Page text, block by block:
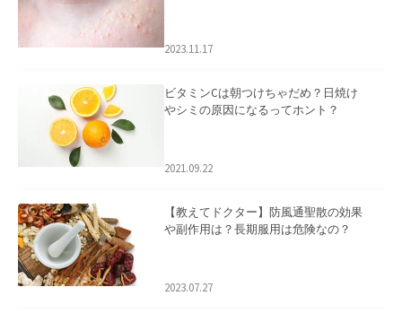
2023.11.17
ビタミンCは朝つけちゃだめ？日焼け
やシミの原因になるってホント？
2021.09.22
【教えてドクター】防風通聖散の効果
や副作用は？長期服用は危険なの？
2023.07.27